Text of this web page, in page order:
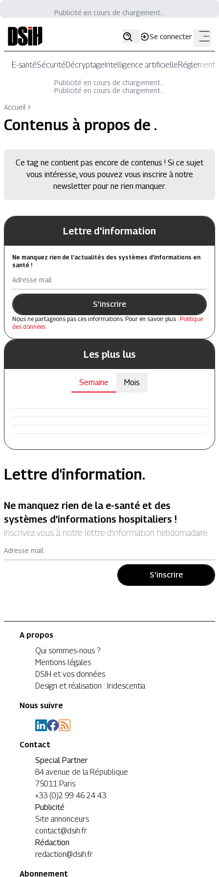
Publicité en cours de chargement...
Se connecter
E-santéSécuritéDécryptageIntelligence artificielle
Publicité en cours de chargement...
Publicité en cours de chargement...
Accueil
Contenus à propos de .
Ce tag ne contient pas encore de contenus ! Si ce sujet
vous intéresse, vous pouvez vous inscrire à notre
newsletter pour ne rien manquer.
Lettre d'information
Ne manquez rien de l’actualités des systèmes d’informations en
santé !
Adresse mail
S'inscrire
Nous ne partageons pas ces informations. Pour en savoir plus : Politique
des données
Les plus lus
Semaine Mois
Lettre d'information.
Ne manquez rien de la e-santé et des
systèmes d’informations hospitaliers !
Inscrivez-vous à notre lettre d’information hebdomadaire.
Adresse mail
S'inscrire
A propos
Qui sommes-nous ?
Mentions légales
DSIH et vos données
Design et réalisation : Iridescentia
Nous suivre
Contact
Special Partner
84 avenue de la République
75011 Paris
+33 (0)2 99 46 24 43
Publicité
Site annonceurs
contact@dsih.fr
Rédaction
redaction@dsih.fr
Abonnement